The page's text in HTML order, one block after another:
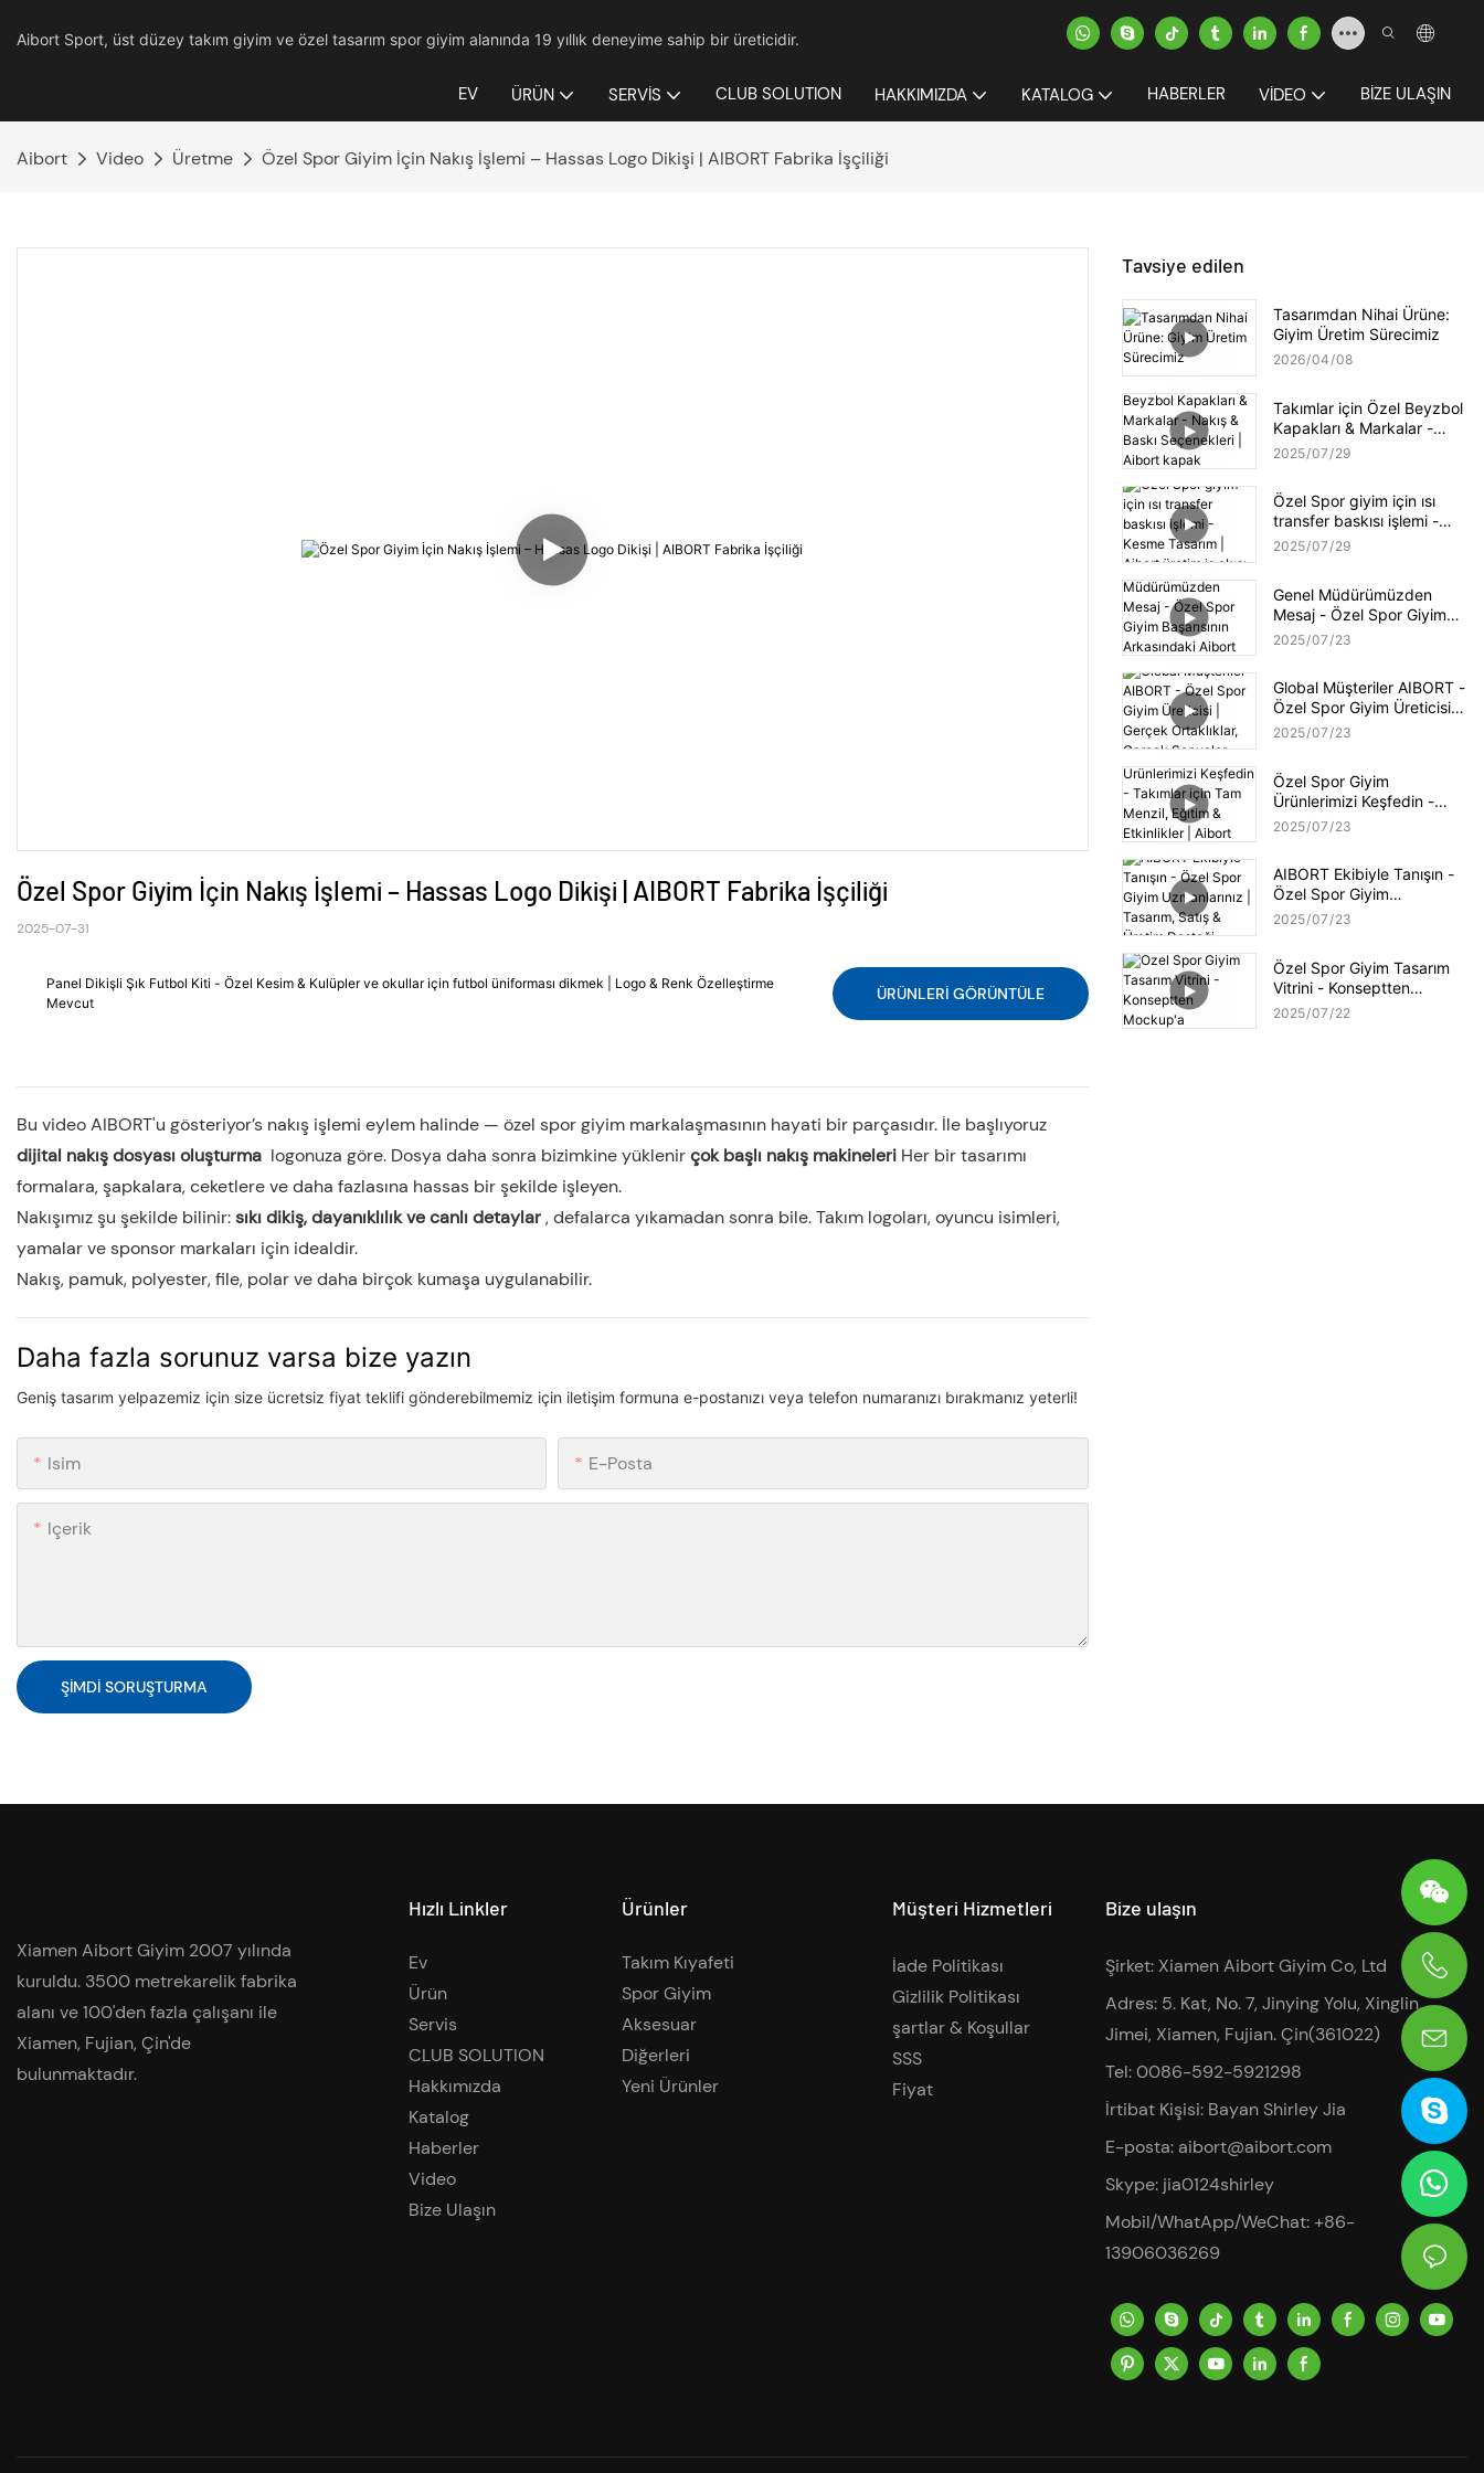
Aibort Sport, üst düzey takım giyim ve özel tasarım spor giyim alanında 19 yıllık deneyime sahip bir üreticidir.
EV ÜRÜN SERVIS CLUB SOLUTION HAKKIMIZDA KATALOG HABERLER VIDEO BIZE ULAŞIN
Aibort Video Üretme Özel Spor Giyim İçin Nakış İşlemi – Hassas Logo Dikişi | AIBORT Fabrika İşçiliği
Özel Spor Giyim İçin Nakış İşlemi – Hassas Logo Dikişi | AIBORT Fabrika İşçiliği
2025-07-31
Panel Dikişli Şık Futbol Kiti - Özel Kesim & Kulüpler ve okullar için futbol üniforması dikmek | Logo & Renk Özelleştirme
Mevcut
ÜRÜNLERI GÖRÜNTÜLE
Bu video AIBORT'u gösteriyor’s nakış işlemi eylem halinde — özel spor giyim markalaşmasının hayati bir parçasıdır. İle başlıyoruz
dijital nakış dosyası oluşturma logonuza göre. Dosya daha sonra bizimkine yüklenirçok başlı nakış makineleri Her bir tasarımı
formalara, şapkalara, ceketlere ve daha fazlasına hassas bir şekilde işleyen.
Nakışımız şu şekilde bilinir:sıkı dikiş, dayanıklılık ve canlı detaylar, defalarca yıkamadan sonra bile. Takım logoları, oyuncu isimleri,
yamalar ve sponsor markaları için idealdir.
Nakış, pamuk, polyester, file, polar ve daha birçok kumaşa uygulanabilir.
Daha fazla sorunuz varsa bize yazın
Geniş tasarım yelpazemiz için size ücretsiz fiyat teklifi gönderebilmemiz için iletişim formuna e-postanızı veya telefon numaranızı bırakmanız yeterli!
Isim E-Posta
Içerik
ŞIMDI SORUŞTURMA
Tavsiye edilen
Tasarımdan Nihai Ürüne:
Giyim Üretim Sürecimiz
2026 04 08
Takımlar için Özel Beyzbol
Kapakları & Markalar -
Nakış & Baskı Seçenekleri
2025 07 29
Özel Spor giyim için ısı
transfer baskısı işlemi -
Kesme Tasarım | Aibort
2025 07 29
Genel Müdürümüzden
Mesaj - Özel Spor Giyim
Başarısının Arkasındaki
2025 07 23
Global Müşteriler AIBORT -
Özel Spor Giyim Üreticisi |
Gerçek Ortaklıklar, Gerçek
2025 07 23
Özel Spor Giyim
Ürünlerimizi Keşfedin -
Takımlar için Tam Menzil,
2025 07 23
AIBORT Ekibiyle Tanışın -
Özel Spor Giyim
Uzmanlarınız | Tasarım,
2025 07 23
Özel Spor Giyim Tasarım
Vitrini - Konseptten
Mockup'a
2025 07 22
Xiamen Aibort Giyim 2007 yılında
kuruldu. 3500 metrekarelik fabrika
alanı ve 100'den fazla çalışanı ile
Xiamen, Fujian, Çin'de
bulunmaktadır.
Hızlı Linkler
Ev
Ürün
Servis
CLUB SOLUTION
Hakkımızda
Katalog
Haberler
Video
Bize Ulaşın
Ürünler
Takım Kıyafeti
Spor Giyim
Aksesuar
Diğerleri
Yeni Ürünler
Müşteri Hizmetleri
İade Politikası
Gizlilik Politikası
şartlar & Koşullar
SSS
Fiyat​
Bize ulaşın
Şirket: Xiamen Aibort Giyim Co, Ltd
Adres: 5. Kat, No. 7, Jinying Yolu, Xinglin,
Jimei, Xiamen, Fujian. Çin(361022)
Tel: 0086-592-5921298
İrtibat Kişisi: Bayan Shirley Jia
E-posta: aibort@aibort.com
Skype: jia0124shirley
Mobil/WhatApp/WeChat: +86-
13906036269